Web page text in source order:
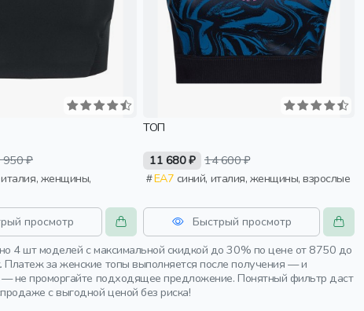
950 ₽
просмотр
ТОП
11 680 ₽ 14 600 ₽
EA7 синий, италия, женщины, взрослые
Быстрый просмотр
4 шт моделей с максимальной скидкой до 30% по цене от 8750 до
за женские топы выполняется после получения — и
— не проморгайте подходящее предложение. Понятный фильтр даст
с выгодной ценой без риска!